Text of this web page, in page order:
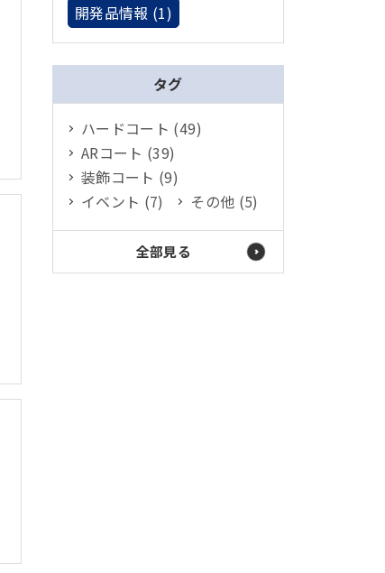
開発品情報 (1)
タグ
ハードコート (49)
ARコート (39)
装飾コート (9)
イベント (7)
その他 (5)
全部見る